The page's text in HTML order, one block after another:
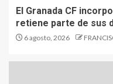
El Granada CF
retiene parte de sus
6 agosto, 2026